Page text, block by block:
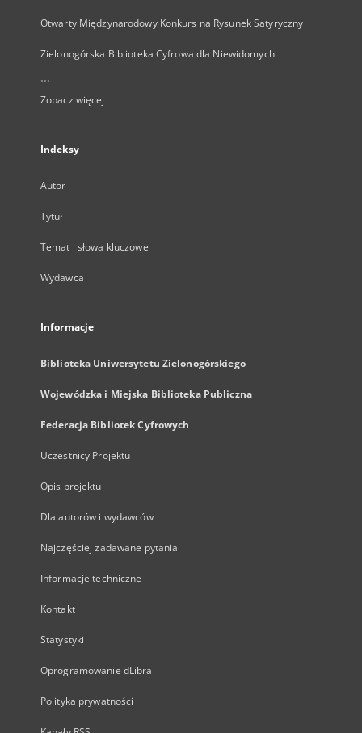
Otwarty Międzynarodowy Konkurs na Rysunek Satyryczny
Zielonogórska Biblioteka Cyfrowa dla Niewidomych
...
Zobacz więcej
Indeksy
Autor
Tytuł
Temat i słowa kluczowe
Wydawca
Informacje
Biblioteka Uniwersytetu Zielonogórskiego
Wojewódzka i Miejska Biblioteka Publiczna
Federacja Bibliotek Cyfrowych
Uczestnicy Projektu
Opis projektu
Dla autorów i wydawców
Najczęściej zadawane pytania
Informacje techniczne
Kontakt
Statystyki
Oprogramowanie dLibra
Polityka prywatności